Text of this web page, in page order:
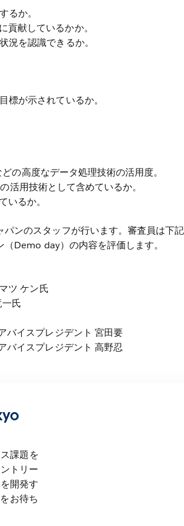
るか。
貢献しているかか。
況を認識できるか。
標が示されているか。
の高度なデータ処理技術の活用度。
活用技術として含めているか。
いるか。
ンのスタッフが行います。審査員は下
Demo day）の内容を評価します。
ツ ケン氏
氏
バイスプレジデント 宮田要
バイスプレジデント 高野忍
課題を
トリー
開発す
お待ち